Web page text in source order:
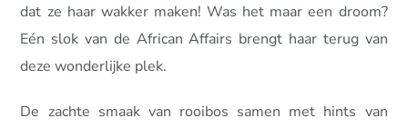
dat ze haar wakker maken! Was het maar een droom?
Eén slok van de African Affairs brengt haar terug van
deze wonderlijke plek.
De zachte smaak van rooibos samen met hints van